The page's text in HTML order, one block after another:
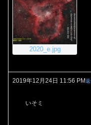
2020_e.jpg
2019年12月24日 11:56 PM
いそミ